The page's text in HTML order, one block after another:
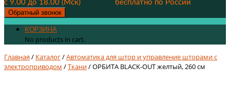
с 9.00 до 18.00 (Мск)
бесплатно по России
Обратный звонок
КОРЗИНА
No products in cart.
Главная/ Каталог/Автоматика для штор и управление шторами с
электроприводом /Ткани/ ОРБИТА BLACK-OUT желтый, 260 см